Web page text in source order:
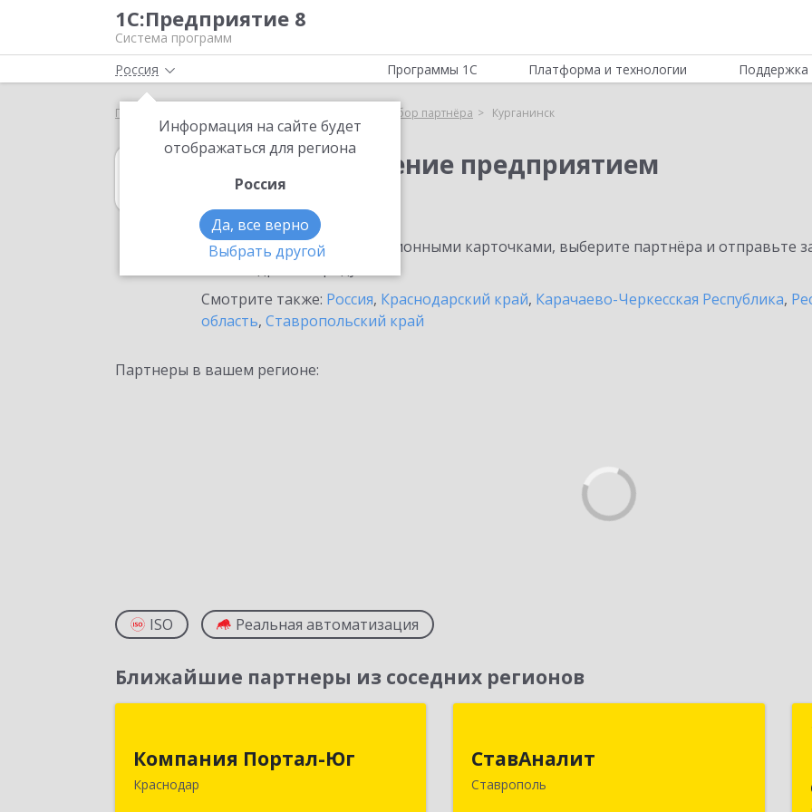
1С:Предприятие 8
Система программ
Россия
Информация на сайте будет
отображаться для региона
Россия
Да, все верно
Выбрать другой
Программы 1С Платформа и технологии Поддержка
Главная Выбор партнёра Курганинск
1С:ERP Управление предприятием
в Курганинске
Ознакомьтесь с информационными карточками, выберите партнёра и отправьте
Смотрите также: Россия, Краснодарский край, Карачаево-Черкесская Республика,
область, Ставропольский край
Партнеры в вашем регионе:
ISO Реальная автоматизация
Ближайшие партнеры из соседних регионов
Компания Портал-Юг
Краснодар
350020, Краснодарский край,
Краснодар г, Одесская ул, дом № 48,
СтавАналит
Ставрополь
Ставрополь г, Пирогова ул, дом № 66